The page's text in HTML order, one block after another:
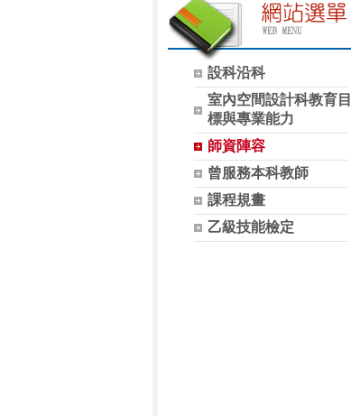
設科沿科
室內空間設計科教育目
標與專業能力
師資陣容
曾服務本科教師
課程規畫
乙級技能檢定